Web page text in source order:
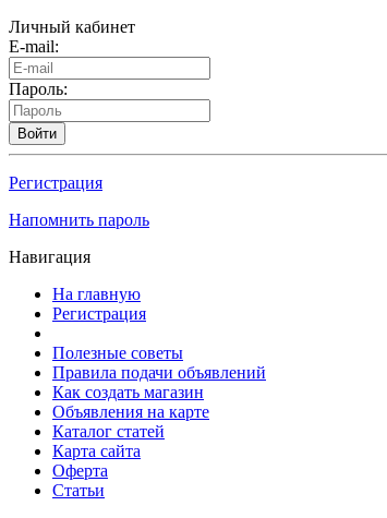
Личный кабинет
E-mail:
Пароль:
Войти
Регистрация
Напомнить пароль
Навигация
На главную
Регистрация
Полезные советы
Правила подачи объявлений
Как создать магазин
Объявления на карте
Каталог статей
Карта сайта
Оферта
Статьи